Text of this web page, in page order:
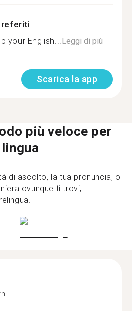
your English... Leggi di più
Scarica la app
più veloce per
di ascolto, la tua pronuncia, o
ovunque ti trovi,